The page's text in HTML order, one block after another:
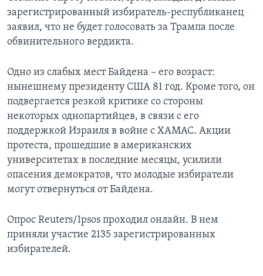
зарегистрированный избиратель-республиканец
заявил, что не будет голосовать за Трампа после
обвинительного вердикта.
Одно из слабых мест Байдена – его возраст:
нынешнему президенту США 81 год. Кроме того, он
подвергается резкой критике со стороны
некоторых однопартийцев, в связи с его
поддержкой Израиля в войне с ХАМАС. Акции
протеста, прошедшие в американских
университетах в последние месяцы, усилили
опасения демократов, что молодые избиратели
могут отвернуться от Байдена.
Опрос Reuters/Ipsos проходил онлайн. В нем
приняли участие 2135 зарегистрированных
избирателей.